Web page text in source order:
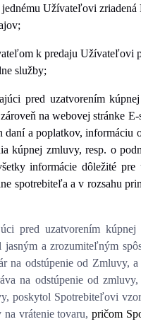
Užívateľovi
k predaju Užívateľovi
služby;
pred uzatvorením
na webovej stránke
a poplatkov, informáciu
kúpnej zmluvy, resp. o
informácie dôležité
spotrebiteľa a v rozsahu
pred uzatvorením
a zrozumiteľným
na odstúpenie od Zmluvy,
na odstúpenie od
poskytol Spotrebiteľovi
na vrátenie tovaru,pričom